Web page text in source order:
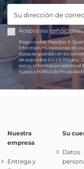
Acepto las
Responsable:PepeBar E-Spain
informativos, opiniones de
datos se guardan en los
de seguridad EU-US Privacy.
datos.Información adicional:
nuestra Política de
Nuestra
empresa
Entrega y
Su
Datos